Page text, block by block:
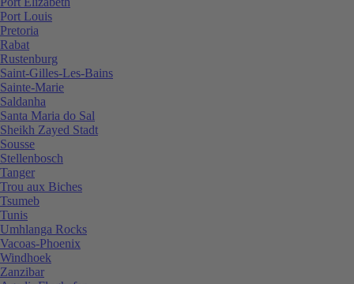
Port Louis
Pretoria
Rabat
Rustenburg
Saint-Gilles-Les-Bains
Sainte-Marie
Saldanha
Santa Maria do Sal
Sheikh Zayed Stadt
Sousse
Stellenbosch
Tanger
Trou aux Biches
Tsumeb
Tunis
Umhlanga Rocks
Vacoas-Phoenix
Windhoek
Zanzibar